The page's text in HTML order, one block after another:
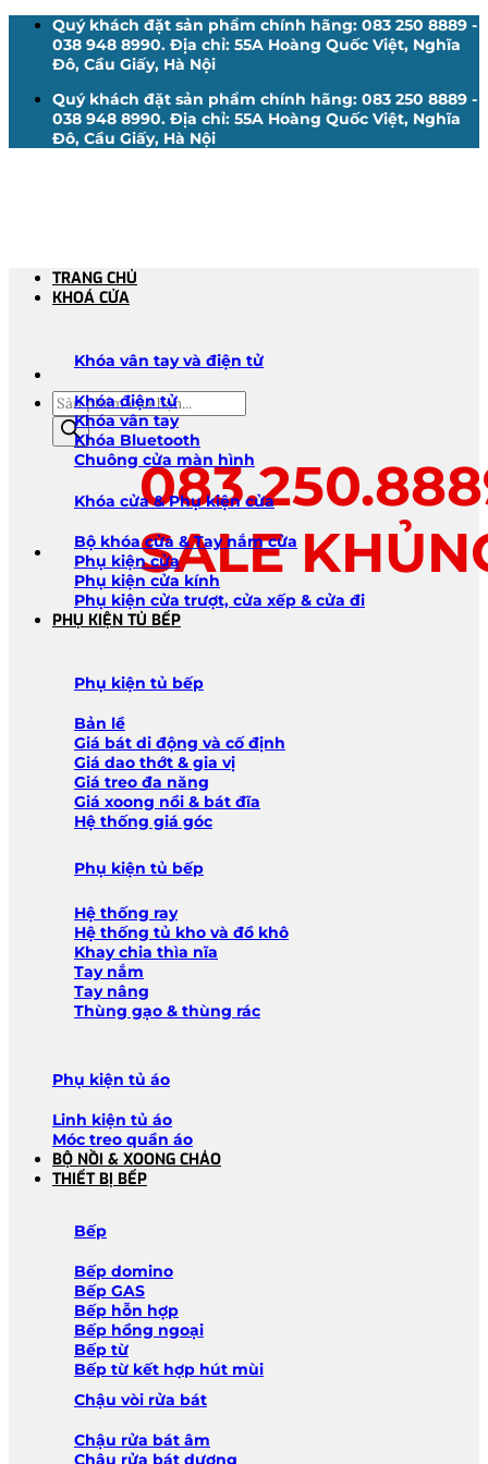
Quý khách đặt sản phẩm chính hãng: 083 250 8889 -
038 948 8990. Địa chỉ: 55A Hoàng Quốc Việt, Nghĩa
Đô, Cầu Giấy, Hà Nội
Quý khách đặt sản phẩm chính hãng: 083 250 8889 -
038 948 8990. Địa chỉ: 55A Hoàng Quốc Việt, Nghĩa
Đô, Cầu Giấy, Hà Nội
Tìm
kiếm
sản
phẩm
SALE
TRANG CHỦ
KHOÁ CỬA
Khóa vân tay và điện tử
Khóa điện tử
Khóa vân tay
Khóa Bluetooth
Chuông cửa màn hình
Khóa cửa & Phụ kiện cửa
Bộ khóa cửa & Tay nắm cửa
Phụ kiện cửa
Phụ kiện cửa kính
Phụ kiện cửa trượt, cửa xếp & cửa đi
PHỤ KIỆN TỦ BẾP
Phụ kiện tủ bếp
Bản lề
Giá bát di động và cố định
Giá dao thớt & gia vị
Giá treo đa năng
Giá xoong nồi & bát đĩa
Hệ thống giá góc
Phụ kiện tủ bếp
Hệ thống ray
Hệ thống tủ kho và đồ khô
Khay chia thìa nĩa
Tay nắm
Tay nâng
Thùng gạo & thùng rác
Phụ kiện tủ áo
Linh kiện tủ áo
Móc treo quần áo
BỘ NỒI & XOONG CHẢO
THIẾT BỊ BẾP
Bếp
Bếp domino
Bếp GAS
Bếp hỗn hợp
Bếp hồng ngoại
Bếp từ
Bếp từ kết hợp hút mùi
Chậu vòi rửa bát
Chậu rửa bát âm
Chậu rửa bát dương